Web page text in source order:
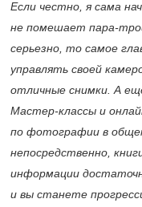
Если честно, я сама
не помешает пара-
серьезно, то самое
управлять своей
отличные снимки. А
Мастер-классы и
по фотографии в
непосредственно,
информации
и вы станете